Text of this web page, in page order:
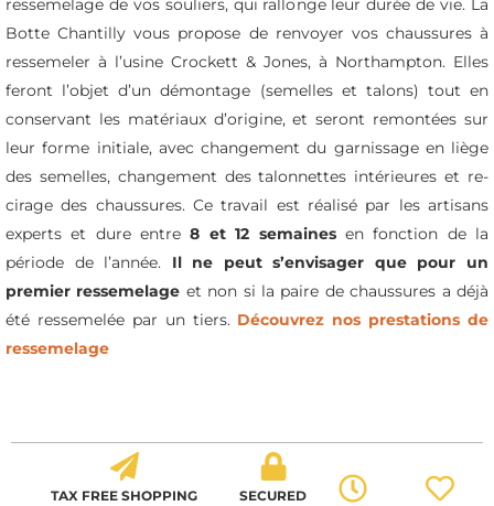
ressemelage de vos souliers, qui rallonge leur durée de vie. La
Botte Chantilly vous propose de renvoyer vos chaussures à
ressemeler à l’usine Crockett & Jones, à Northampton. Elles
feront l’objet d’un démontage (semelles et talons) tout en
conservant les matériaux d’origine, et seront remontées sur
leur forme initiale, avec changement du garnissage en liège
des semelles, changement des talonnettes intérieures et re-
cirage des chaussures. Ce travail est réalisé par les artisans
experts et dure entre8 et 12 semainesen fonction de la
période de l’année. Il ne peut s’envisager que pour un
premier ressemelage et non si la paire de chaussures a déjà
été ressemelée par un tiers. Découvrez nos prestations de
ressemelage
TAX FREE SHOPPING
SECURED